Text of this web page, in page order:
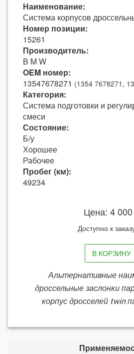
Наименование:
Система корпусов
Номер позиции:
15261
Производитель:
B M W
OEM номер:
13547678271 (1354 7678271,
Категория:
Система подготовки и
смеси
Состояние:
Б/у
Хорошее
Рабочее
Пробег (км):
49234
Цена: 4
Доступно к
В КОРЗИНУ
Альтернативные
дроссельные заслонки
корпус дросселей twin